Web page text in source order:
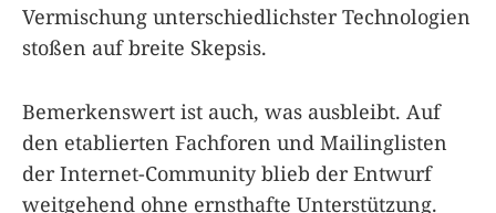
Vermischung unterschiedlichster Technologien
stoßen auf breite Skepsis.
Bemerkenswert ist auch, was ausbleibt. Auf
den etablierten Fachforen und Mailinglisten
der Internet-Community blieb der Entwurf
weitgehend ohne ernsthafte Unterstützung.